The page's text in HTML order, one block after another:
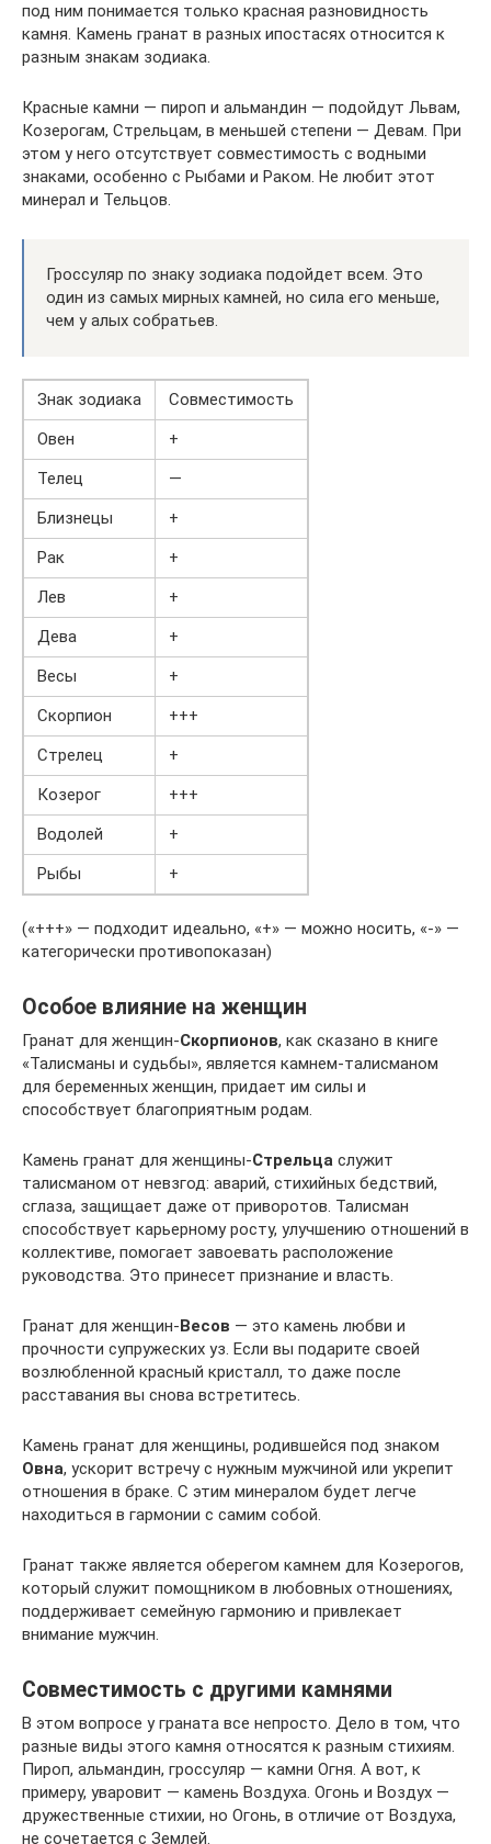
под ним понимается только красная разновидность
камня. Камень гранат в разных ипостасях относится к
разным знакам зодиака.
Красные камни — пироп и альмандин — подойдут Львам,
Козерогам, Стрельцам, в меньшей степени — Девам. При
этом у него отсутствует совместимость с водными
знаками, особенно с Рыбами и Раком. Не любит этот
минерал и Тельцов.
Гроссуляр по знаку зодиака подойдет всем. Это
один из самых мирных камней, но сила его меньше,
чем у алых собратьев.
Знак зодиака
Совместимость
Овен
+
Телец
—
Близнецы
+
Рак
+
Лев
+
Дева
+
Весы
+
Скорпион
+++
Стрелец
+
Козерог
+++
Водолей
+
Рыбы
+
(«+++» — подходит идеально, «+» — можно носить, «-» —
категорически противопоказан)
Особое влияние на женщин
Гранат для женщин-Скорпионов, как сказано в книге
«Талисманы и судьбы», является камнем-талисманом
для беременных женщин, придает им силы и
способствует благоприятным родам.
Камень гранат для женщины-Стрельца служит
талисманом от невзгод: аварий, стихийных бедствий,
сглаза, защищает даже от приворотов. Талисман
способствует карьерному росту, улучшению отношений в
коллективе, помогает завоевать расположение
руководства. Это принесет признание и власть.
Гранат для женщин-Весов — это камень любви и
прочности супружеских уз. Если вы подарите своей
возлюбленной красный кристалл, то даже после
расставания вы снова встретитесь.
Камень гранат для женщины, родившейся под знаком
Овна, ускорит встречу с нужным мужчиной или укрепит
отношения в браке. С этим минералом будет легче
находиться в гармонии с самим собой.
Гранат также является оберегом камнем для Козерогов,
который служит помощником в любовных отношениях,
поддерживает семейную гармонию и привлекает
внимание мужчин.
Совместимость с другими камнями
В этом вопросе у граната все непросто. Дело в том, что
разные виды этого камня относятся к разным стихиям.
Пироп, альмандин, гроссуляр — камни Огня. А вот, к
примеру, уваровит — камень Воздуха. Огонь и Воздух —
дружественные стихии, но Огонь, в отличие от Воздуха,
не сочетается с Землей.